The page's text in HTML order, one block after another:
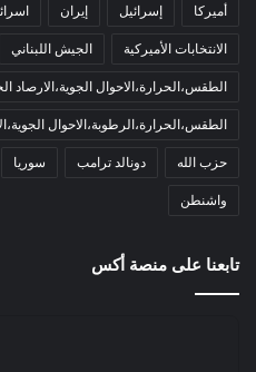
أميركا إسرائيل إيران
الانتخابات الأميركية الجيش اللبناني
الطقس،الحرارة،الاحوال الجوية،الارصاد
الطقس،الحرارة،الرطوبة،الاحوال
حزب الله دونالد ترامب سوريا
واشنطن
تابعنا على منصة أكس